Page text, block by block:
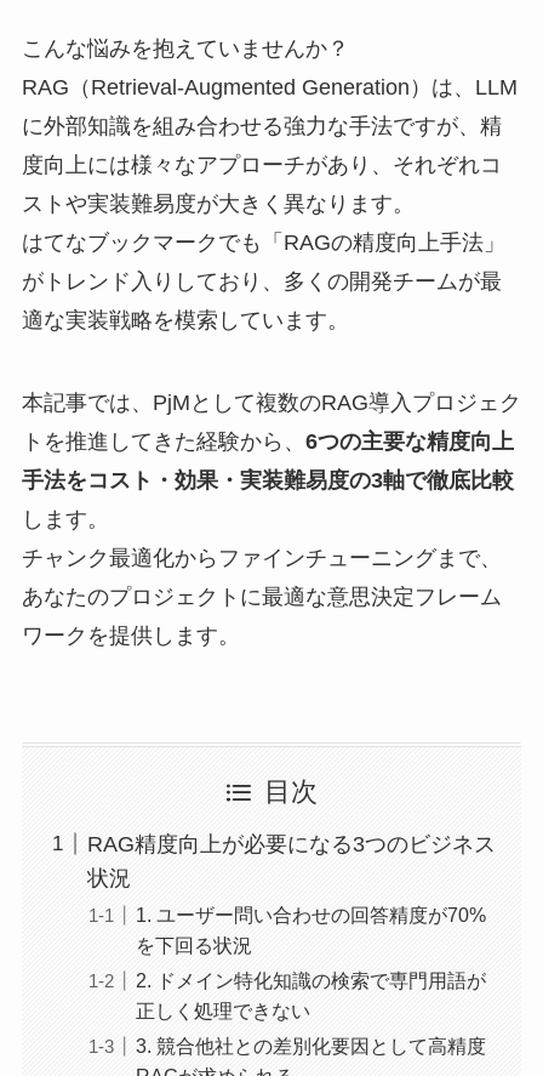
こんな悩みを抱えていませんか？
RAG（Retrieval-Augmented Generation）は、LLM
に外部知識を組み合わせる強力な手法ですが、精
度向上には様々なアプローチがあり、それぞれコ
ストや実装難易度が大きく異なります。
はてなブックマークでも「RAGの精度向上手法」
がトレンド入りしており、多くの開発チームが最
適な実装戦略を模索しています。
本記事では、PjMとして複数のRAG導入プロジェク
トを推進してきた経験から、 6つの主要な精度向上
手法をコスト・効果・実装難易度の3軸で徹底比較
します。
チャンク最適化からファインチューニングまで、
あなたのプロジェクトに最適な意思決定フレーム
ワークを提供します。
目次
RAG精度向上が必要になる3つのビジネス
状況
1. ユーザー問い合わせの回答精度が70%
を下回る状況
2. ドメイン特化知識の検索で専門用語が
正しく処理できない
3. 競合他社との差別化要因として高精度